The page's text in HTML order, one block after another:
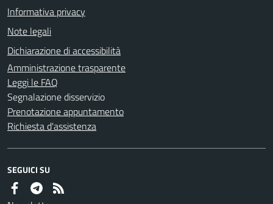
Informativa privacy
Note legali
Dichiarazione di accessibilità
Amministrazione trasparente
Leggi le FAQ
Segnalazione disservizio
Prenotazione appuntamento
Richiesta d'assistenza
SEGUICI SU